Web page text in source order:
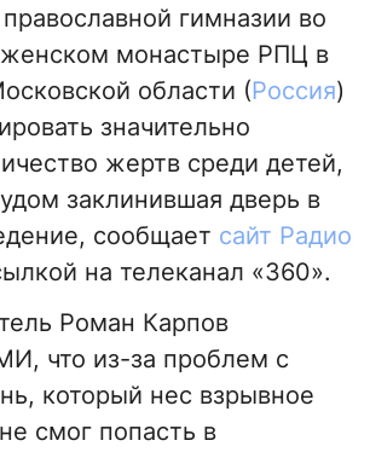
гимназии во
монастыре РПЦ в
области (Россия)
значительно
жертв среди детей,
заклинившая дверь в
сообщает сайт Радио
на телеканал «360».
Роман Карпов
что из-за проблем с
который нес взрывное
смог попасть в